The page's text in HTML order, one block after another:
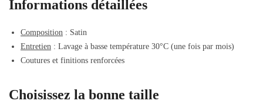
Informations détaillées
Composition : Satin
Entretien : Lavage à basse température 30°C (une fois par mois)
Coutures et finitions renforcées
Choisissez la bonne taille